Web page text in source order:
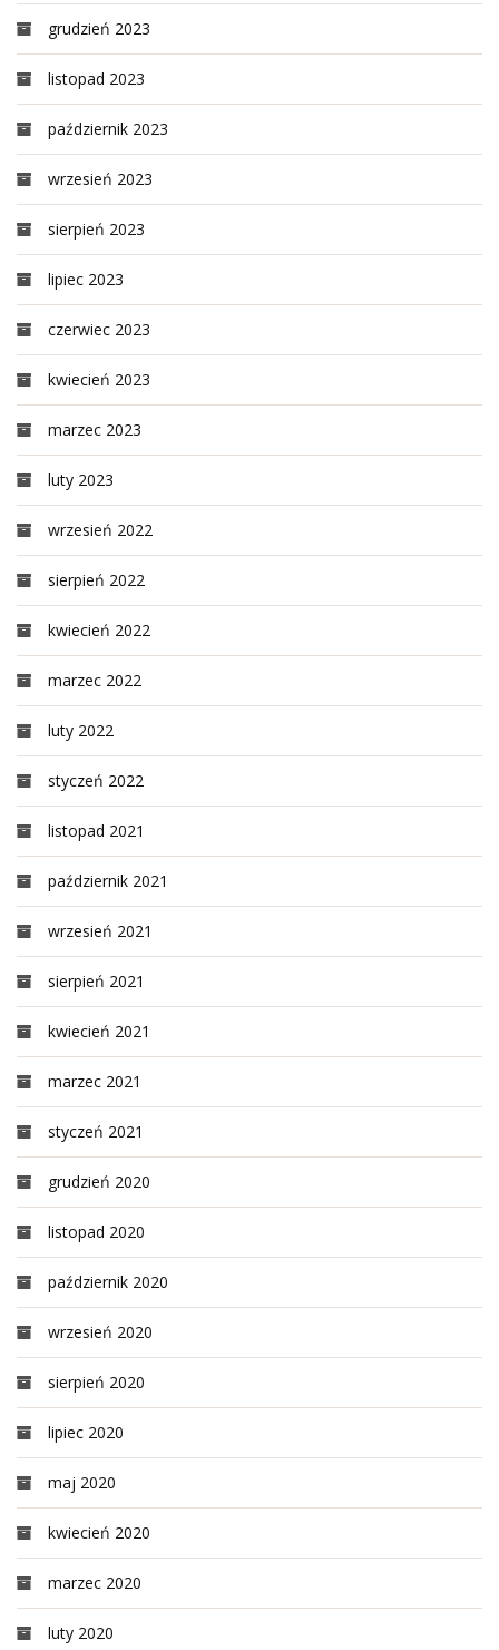
grudzień 2023
listopad 2023
październik 2023
wrzesień 2023
sierpień 2023
lipiec 2023
czerwiec 2023
kwiecień 2023
marzec 2023
luty 2023
wrzesień 2022
sierpień 2022
kwiecień 2022
marzec 2022
luty 2022
styczeń 2022
listopad 2021
październik 2021
wrzesień 2021
sierpień 2021
kwiecień 2021
marzec 2021
styczeń 2021
grudzień 2020
listopad 2020
październik 2020
wrzesień 2020
sierpień 2020
lipiec 2020
maj 2020
kwiecień 2020
marzec 2020
luty 2020